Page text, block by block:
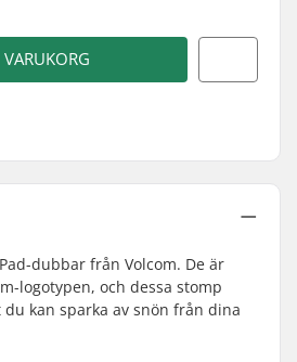
dubbar från Volcom. De är
logotypen, och dessa stomp
kan sparka av snön från dina